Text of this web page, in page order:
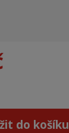
do košíku